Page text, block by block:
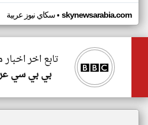
سكاي نيوز عربية• skynewsarabia.com
تابع اخر
بي بي سي